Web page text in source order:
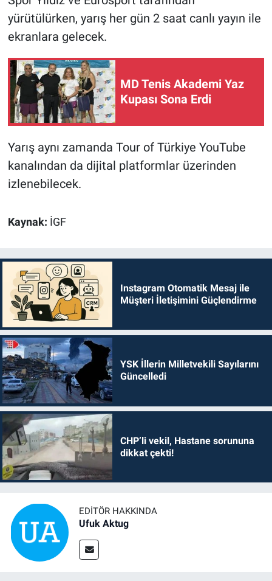
yürütülürken, yarış her gün 2 saat canlı yayın ile
ekranlara gelecek.
MD Tenis Akademi Yaz
Kupası Sona Erdi
Yarış aynı zamanda Tour of Türkiye YouTube
kanalından da dijital platformlar üzerinden
izlenebilecek.
Kaynak: İGF
Instagram Otomatik Mesaj ile
Müşteri İletişimini Güçlendirme
YSK İllerin Milletvekili Sayılarını
Güncelledi
CHP’li vekil, Hastane sorununa
dikkat çekti!
EDITÖR HAKKINDA
Ufuk Aktug